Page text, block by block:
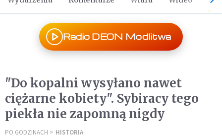
Radio DEON Modlitwa
"Do kopalni wysyłano nawet
ciężarne kobiety". Sybiracy tego
piekła nie zapomną nigdy
PO GODZINACH HISTORIA